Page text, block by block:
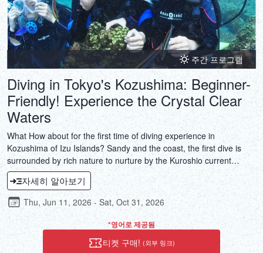
주간 프로그램
Diving in Tokyo's Kozushima: Beginner-
Friendly! Experience the Crystal Clear
Waters
What How about for the first time of diving experience in
Kozushima of Izu Islands? Sandy and the coast, the first dive is
surrounded by rich nature to nurture by the Kuroshio current
flowing through the waters I think that to remain in the hearts of
everyone as surely special memories.
자세히 알아보기
Thu, Jun 11, 2026 - Sat, Oct 31, 2026
*영어로 제공됨
티켓 구매! (외부 링크)